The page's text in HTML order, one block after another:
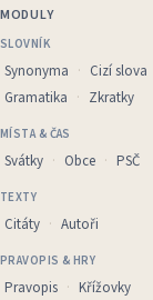
MODULY
SLOVNÍK
Synonyma Cizí slova
Gramatika
Zkratky
MÍSTA & ČAS
Svátky Obce PSČ
TEXTY
Citáty Autoři
PRAVOPIS & HRY
Pravopis Křížovky